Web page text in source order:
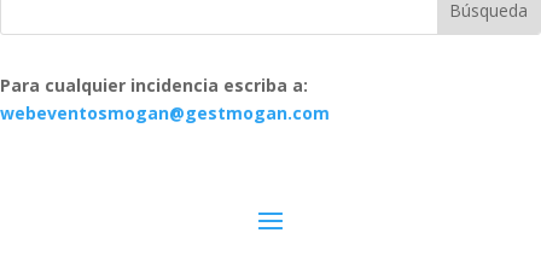
Para cualquier incidencia escriba a:
webeventosmogan@gestmogan.com